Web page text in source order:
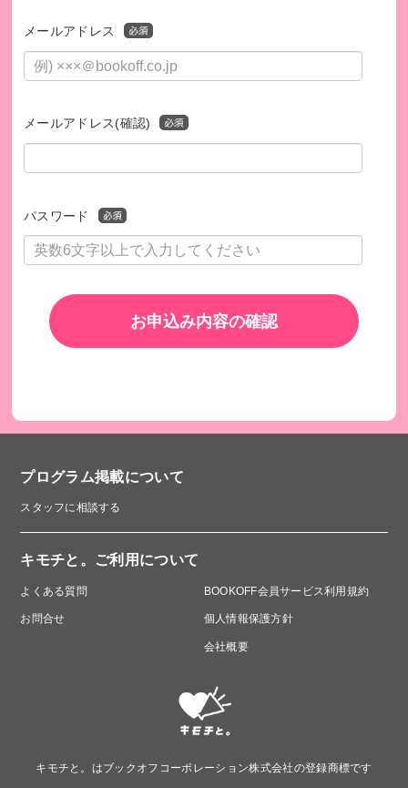
メールアドレス
メールアドレス(確認)
パスワード
お申込み内容の確認
プログラム掲載について
スタッフに相談する
キモチと。ご利用について
よくある質問
お問合せ
BOOKOFF会員サービス利用規約
個人情報保護方針
会社概要
キモチと。はブックオフコーポレーション株式会社の登録商標です